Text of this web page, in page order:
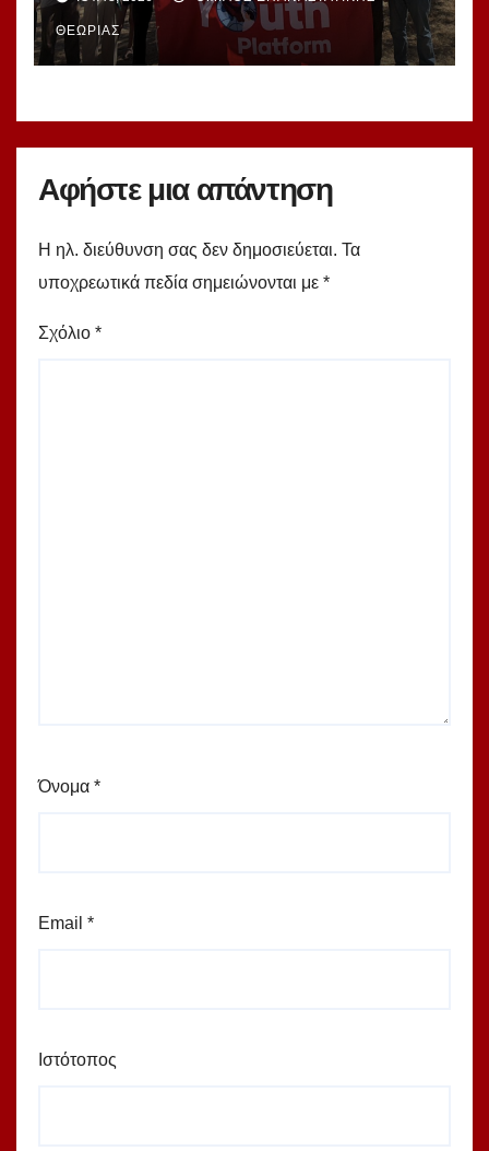
αντιιμπεριαλιστές νεολαίοι που
συνέλαβε το καθεστώς της
Τουρκίας!
ΘΕΩΡΊΑΣ
Αφήστε μια απάντηση
Η ηλ. διεύθυνση σας δεν δημοσιεύεται. Τα
υποχρεωτικά πεδία σημειώνονται με *
Σχόλιο *
Όνομα *
Email *
Ιστότοπος